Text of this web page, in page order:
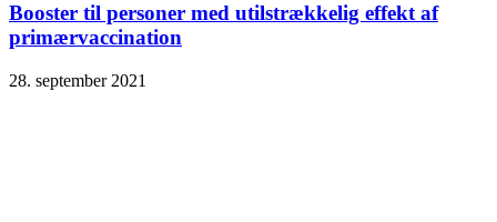
Booster til personer med utilstrækkelig effekt af
primærvaccination
28. september 2021